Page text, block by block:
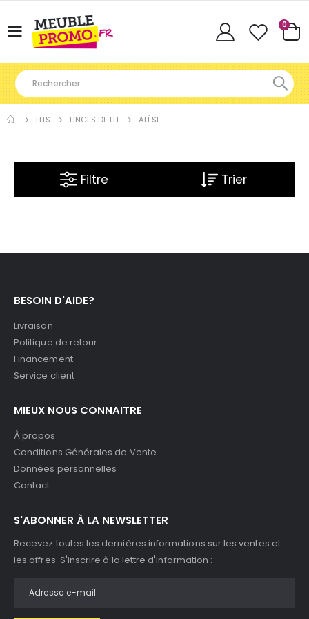
Basculer
Cart
0
LITS LINGES DE LIT ALÈSE
Filtre
BESOIN D'AIDE?
Livraison
Politique de retour
Financement
Service client
MIEUX NOUS CONNAITRE
À propos
Conditions Générales de Vente
Données personnelles
Contact
S'ABONNER À LA NEWSLETTER
Recevez toutes les dernières informations sur les ventes et
les offres. S'inscrire à la lettre d'information :